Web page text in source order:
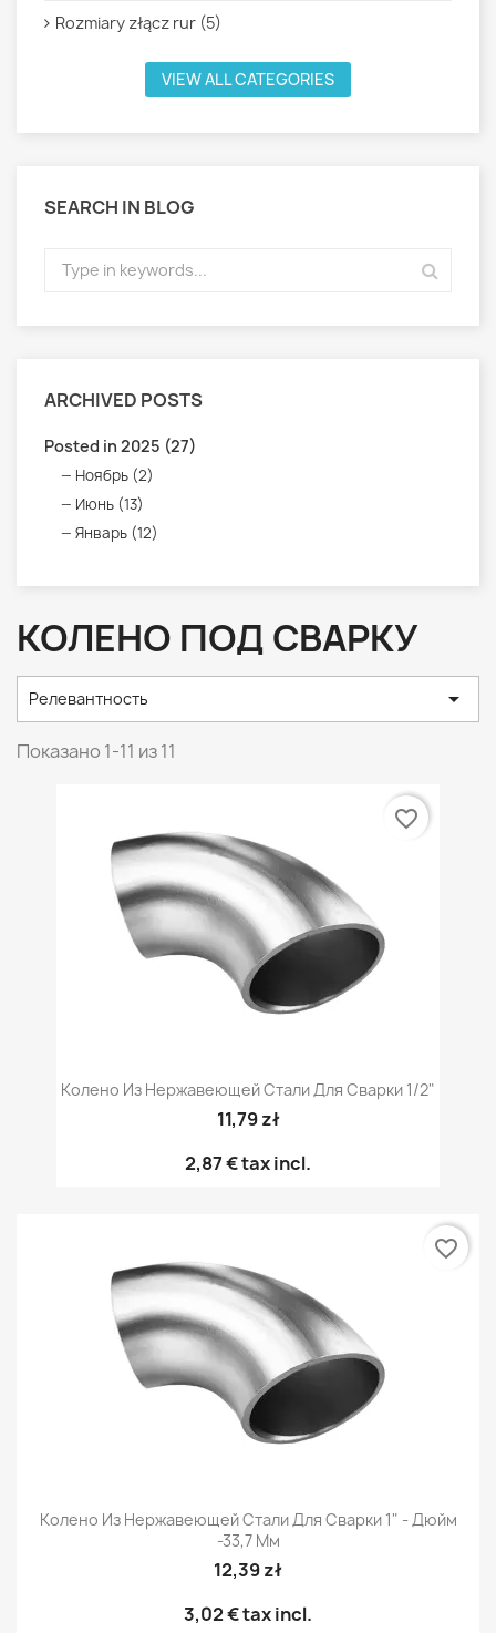
Rozmiary złącz rur (5)
VIEW ALL CATEGORIES
SEARCH IN BLOG
ARCHIVED POSTS
Posted in 2025 (27)
Ноябрь (2)
Июнь (13)
Январь (12)
КОЛЕНО ПОД СВАРКУ
Релевантность 
Показано 1-11 из 11
Колено Из Нержавеющей Стали Для Сварки 1/2"
11,79 zł
2,87 €tax incl.
favorite_border
Колено Из Нержавеющей Стали Для Сварки 1" - Дюйм
-33,7 Мм
12,39 zł
3,02 €tax incl.
favorite_border